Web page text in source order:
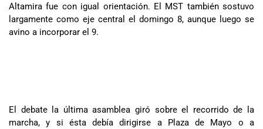
Altamira fue con igual orientación. El MST también sostuvo
largamente como eje central el domingo 8, aunque luego se
avino a incorporar el 9.
El debate la última asamblea giró sobre el recorrido de la
marcha, y si ésta debía dirigirse a Plaza de Mayo o a